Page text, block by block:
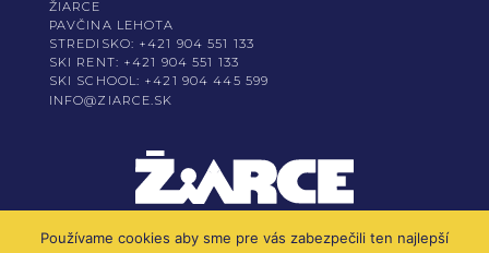
ŽIARCE
PAVČINA LEHOTA
STREDISKO: +421 904 551 133
SKI RENT: +421 904 551 133
SKI SCHOOL: +421 904 445 599
INFO@​ZIARCE.​SK
Používame cookies aby sme pre vás zabezpečili ten najlepší